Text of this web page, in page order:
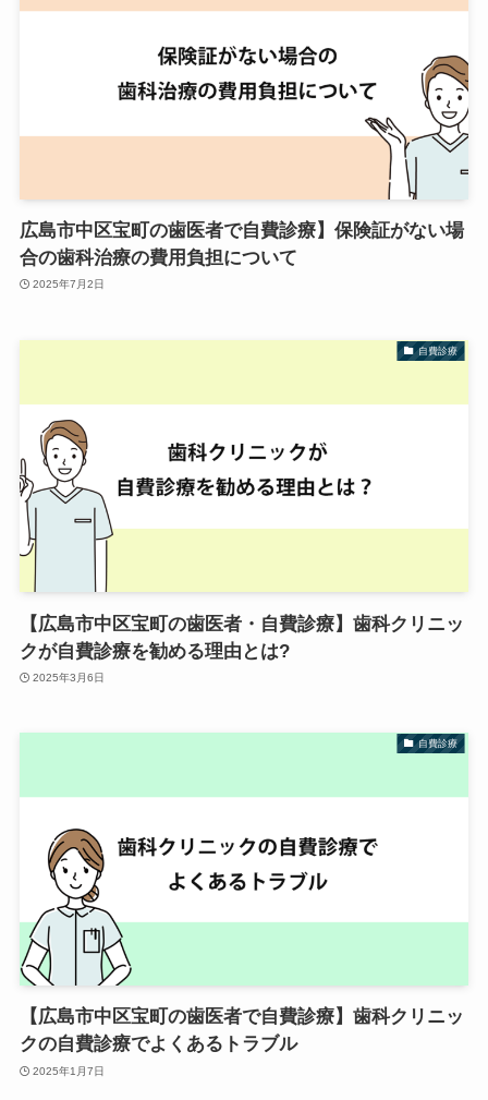
広島市中区宝町の歯医者で自費診療】保険証がない場
合の歯科治療の費用負担について
2025年7月2日
自費診療
【広島市中区宝町の歯医者・自費診療】歯科クリニッ
クが自費診療を勧める理由とは?
2025年3月6日
自費診療
【広島市中区宝町の歯医者で自費診療】歯科クリニッ
クの自費診療でよくあるトラブル
2025年1月7日